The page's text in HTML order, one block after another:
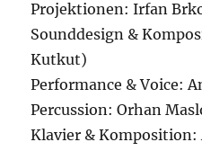
Projektionen: Irfan
Sounddesign &
Kutkut)
Performance & Voice:
Percussion: Orhan
Klavier & Komposition: